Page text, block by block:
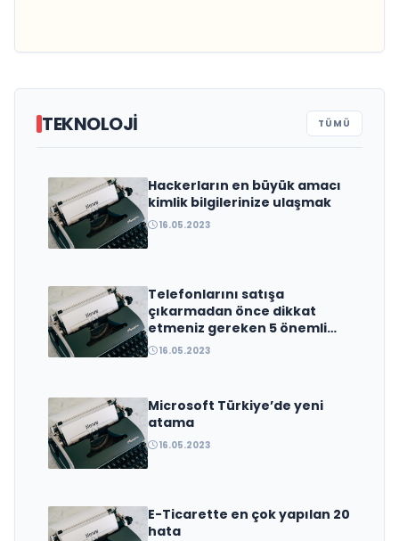
TEKNOLOJI TÜMÜ
En yaygın bulut teknolojileri
Hackerların en büyük amacı
kimlik bilgilerinize ulaşmak
16.05.2023
Telefonlarını satışa
çıkarmadan önce dikkat
etmeniz gereken 5 önemli
detay!
16.05.2023
Microsoft Türkiye’de yeni
atama
16.05.2023
E-Ticarette en çok yapılan 20
hata